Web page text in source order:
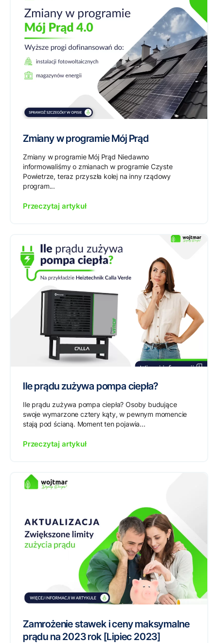
Zmiany w programie Mój Prąd
Zmiany w programie Mój Prąd Niedawno
informowaliśmy o zmianach w programie Czyste
Powietrze, teraz przyszła kolej na inny rządowy
program...
Przeczytaj artykuł
Ile prądu zużywa pompa ciepła?
Ile prądu zużywa pompa ciepła? Osoby budujące
swoje wymarzone cztery kąty, w pewnym momencie
stają pod ścianą. Moment ten pojawia...
Przeczytaj artykuł
Zamrożenie stawek i ceny maksymalne
prądu na 2023 rok [Lipiec 2023]